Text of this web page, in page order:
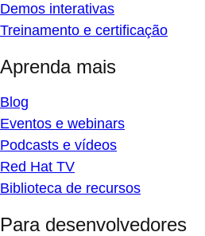
Demos interativas
Treinamento e certificação
Aprenda mais
Blog
Eventos e webinars
Podcasts e vídeos
Red Hat TV
Biblioteca de recursos
Para desenvolvedores